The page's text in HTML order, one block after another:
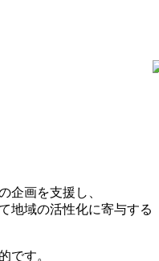
企画を支援し、
地域の活性化に寄与する
です。